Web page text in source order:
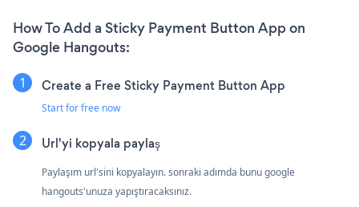
How To Add a Sticky Payment Button App on
Google Hangouts:
Create a Free Sticky Payment Button App
Start for free now
Url'yi kopyala paylaş
Paylaşım url'sini kopyalayın. sonraki adımda bunu google
hangouts'unuza yapıştıracaksınız.